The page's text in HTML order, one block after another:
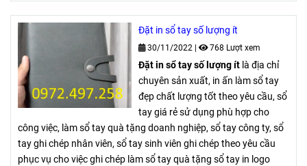
Đặt in sổ tay số lượng ít
30/11/2022 | 768 Lượt xem
Đặt in sổ tay số lượng ít là địa chỉ
chuyên sản xuất, in ấn làm sổ tay
đẹp chất lượng tốt theo yêu cầu, sổ
tay giá rẻ sử dụng phù hợp cho
công việc, làm sổ tay quà tặng doanh nghiệp, sổ tay công ty, sổ
tay ghi chép nhân viên, sổ tay sinh viên ghi chép theo yêu cầu
phục vụ cho việc ghi chép làm sổ tay quà tặng sổ tay in logo